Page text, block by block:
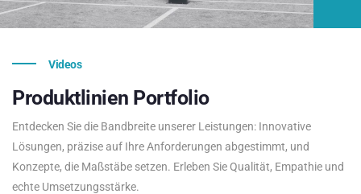
Videos
Produktlinien Portfolio
Entdecken Sie die Bandbreite unserer Leistungen: Innovative
Lösungen, präzise auf Ihre Anforderungen abgestimmt, und
Konzepte, die Maßstäbe setzen. Erleben Sie Qualität, Empathie und
echte Umsetzungsstärke.